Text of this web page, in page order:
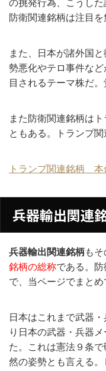
の挑発行為、こうし
防衛関連銘柄は注目を
また、日本が諸外国
勢悪化やテロ事件な
目されるテーマ株だ。
また防衛関連銘柄は
ともある。トランプ
トランプ関連銘柄
兵器輸出関連
兵器輸出関連銘柄もそ
銘柄の総称である。
で、当ページでまとめ
日本はこれまで武器
り日本の武器・兵器
た。これは憲法９条
然の姿勢とも言える